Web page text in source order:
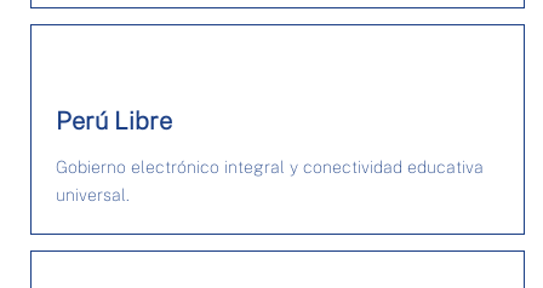
Perú Libre
Gobierno electrónico integral y conectividad educativa
universal.